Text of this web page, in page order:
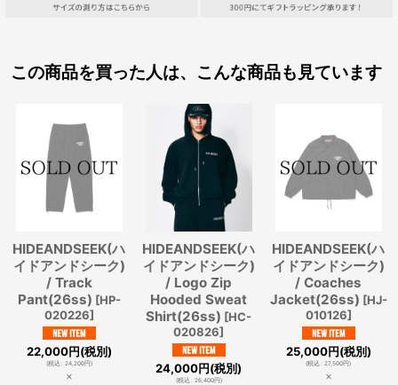
この商品を買った人は、こんな商品も見ています
HIDEANDSEEK(ハ
イドアンドシーク)
/ Track
Pant(26ss) [HP-
020226]
22,000円(税別)
(税込: 24,200円)
×
HIDEANDSEEK(ハ
イドアンドシーク)
/ Logo Zip
Hooded Sweat
Shirt(26ss) [HC-
020826]
24,000円(税別)
(税込: 26,400円)
HIDEANDSEEK(ハ
イドアンドシーク)
/ Coaches
Jacket(26ss) [HJ-
010126]
25,000円(税別)
(税込: 27,500円)
×